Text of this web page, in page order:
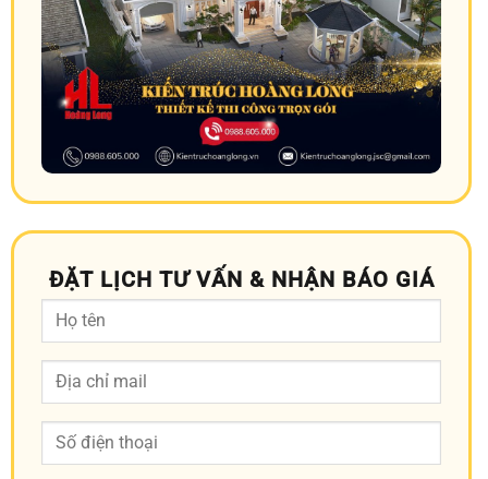
ĐẶT LỊCH TƯ VẤN & NHẬN BÁO GIÁ